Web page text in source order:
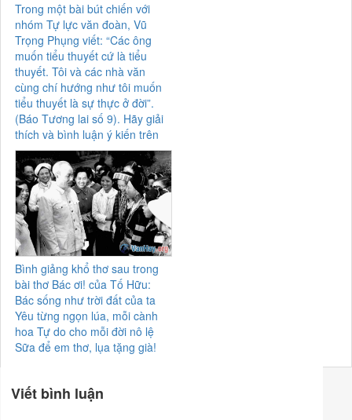
Trong một bài bút chiến với
nhóm Tự lực văn đoàn, Vũ
Trọng Phụng viết: “Các ông
muốn tiểu thuyết cứ là tiểu
thuyết. Tôi và các nhà văn
cùng chí hướng như tôi muốn
tiểu thuyết là sự thực ở đời”.
(Báo Tương lai số 9). Hãy giải
thích và bình luận ý kiến trên
Bình giảng khổ thơ sau trong
bài thơ Bác ơi! của Tố Hữu:
Bác sống như trời đất của ta
Yêu từng ngọn lúa, mỗi cành
hoa Tự do cho mỗi đời nô lệ
Sữa để em thơ, lụa tặng già!
Viết bình luận